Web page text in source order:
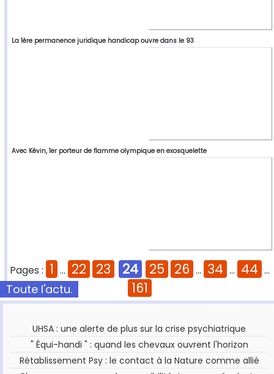
La 1ère permanence juridique handicap ouvre dans le 93
Avec Kévin, 1er porteur de flamme olympique en exosquelette
Pages : 1 ... 22 23 24 25 26 ... 34 ... 44 ...
161
Toute l'actu.
UHSA : une alerte de plus sur la crise psychiatrique
" Équi-handi " : quand les chevaux ouvrent l'horizon
Rétablissement Psy : le contact à la Nature comme allié